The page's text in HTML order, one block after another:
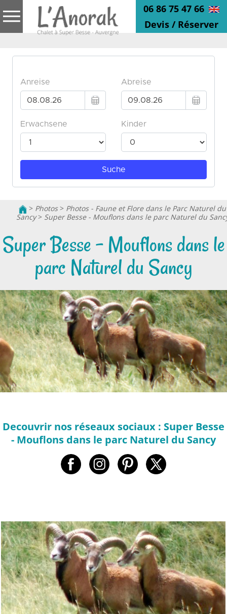
06 86 75 47 66
Devis / Réserver
> Photos> Photos - Faune et Flore dans le Parc Naturel du
Sancy> Super Besse - Mouflons dans le parc Naturel du
Super Besse - Mouflons dans le
parc Naturel du Sancy
Decouvrir nos réseaux sociaux : Super Besse
- Mouflons dans le parc Naturel du Sancy